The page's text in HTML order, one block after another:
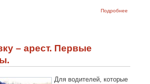
Подробнее
– арест. Первые
Для водителей, которые